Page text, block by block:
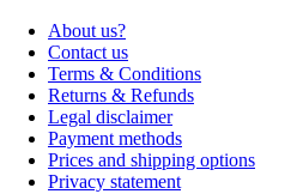
About us?
Contact us
Terms & Conditions
Returns & Refunds
Legal disclaimer
Payment methods
Prices and shipping options
Privacy statement